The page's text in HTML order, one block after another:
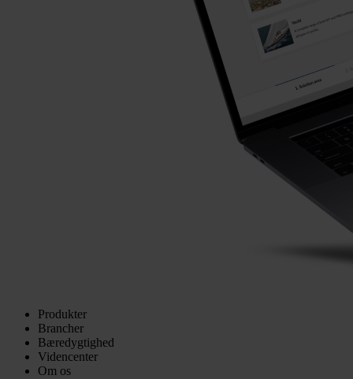
Produkter
Brancher
Bæredygtighed
Videncenter
Om os